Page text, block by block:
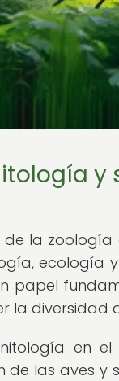
la zoología
ecología
papel
la diversidad
en
las aves y